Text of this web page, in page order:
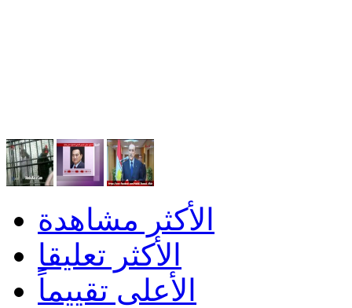
الأكثر مشاهدة
الأكثر تعليقا
الأعلى تقييماً